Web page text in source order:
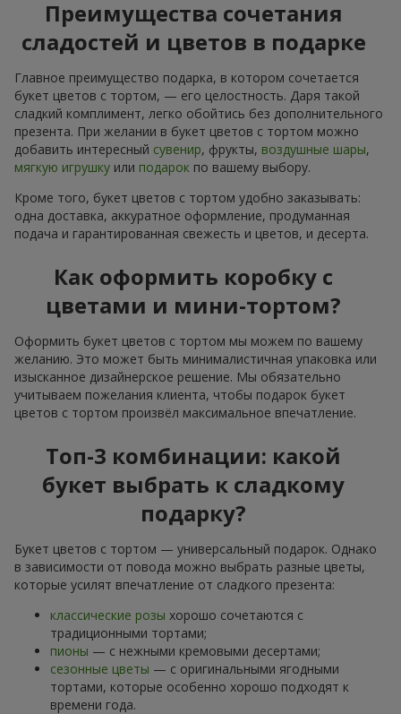
Преимущества сочетания
сладостей и цветов в подарке
Главное преимущество подарка, в котором сочетается
букет цветов с тортом, — его целостность. Даря такой
сладкий комплимент, легко обойтись без дополнительного
презента. При желании в букет цветов с тортом можно
добавить интересный сувенир, фрукты, воздушные шары,
мягкую игрушку или подарок по вашему выбору.
Кроме того, букет цветов с тортом удобно заказывать:
одна доставка, аккуратное оформление, продуманная
подача и гарантированная свежесть и цветов, и десерта.
Как оформить коробку с
цветами и мини-тортом?
Оформить букет цветов с тортом мы можем по вашему
желанию. Это может быть минималистичная упаковка или
изысканное дизайнерское решение. Мы обязательно
учитываем пожелания клиента, чтобы подарок букет
цветов с тортом произвёл максимальное впечатление.
Топ-3 комбинации: какой
букет выбрать к сладкому
подарку?
Букет цветов с тортом — универсальный подарок. Однако
в зависимости от повода можно выбрать разные цветы,
которые усилят впечатление от сладкого презента:
классические розы хорошо сочетаются с
традиционными тортами;
пионы — с нежными кремовыми десертами;
сезонные цветы — с оригинальными ягодными
тортами, которые особенно хорошо подходят к
времени года.